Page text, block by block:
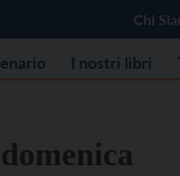
Chi
I nostri libri